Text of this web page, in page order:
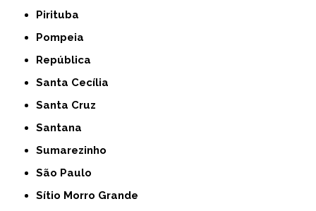
Pirituba
Pompeia
República
Santa Cecília
Santa Cruz
Santana
Sumarezinho
São Paulo
Sítio Morro Grande